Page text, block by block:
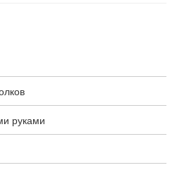
руками